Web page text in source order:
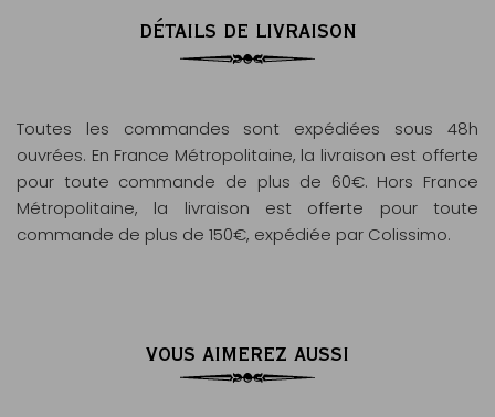
DÉTAILS DE LIVRAISON
Toutes les commandes sont expédiées sous 48h
ouvrées. En France Métropolitaine, la livraison est offerte
pour toute commande de plus de 60€. Hors France
Métropolitaine, la livraison est offerte pour toute
commande de plus de 150€, expédiée par Colissimo.
VOUS AIMEREZ AUSSI